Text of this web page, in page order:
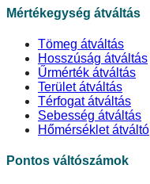
Mértékegység átváltás
Tömeg átváltás
Hosszúság átváltás
Űrmérték átváltás
Terület átváltás
Térfogat átváltás
Sebesség átváltás
Hőmérséklet átváltó
Pontos váltószámok